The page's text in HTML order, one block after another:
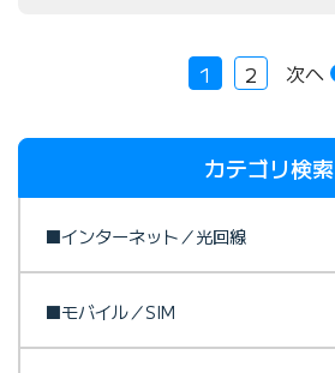
1 2 次へ
カテゴリ検索
■インターネット／光回線
■モバイル／SIM